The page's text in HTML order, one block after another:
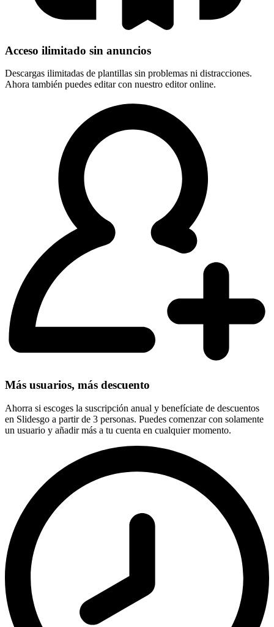
Acceso ilimitado sin anuncios
Descargas ilimitadas de plantillas sin problemas ni distracciones.
Ahora también puedes editar con nuestro editor online.
Más usuarios, más descuento
Ahorra si escoges la suscripción anual y benefíciate de descuentos
en Slidesgo a partir de 3 personas. Puedes comenzar con solamente
un usuario y añadir más a tu cuenta en cualquier momento.